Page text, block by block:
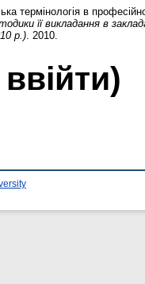
термінологія в
її викладання в
р.) . 2010.